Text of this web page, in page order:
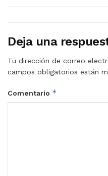
Deja una
Tu dirección de correo
campos obligatorios están
Comentario *